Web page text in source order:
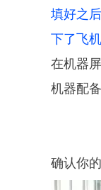
填好之
下了飞
在机器
机器配
确认你